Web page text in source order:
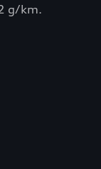
g/km.